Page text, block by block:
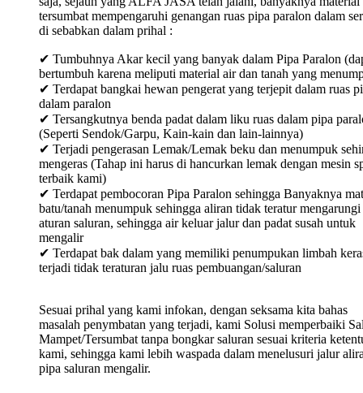
tersumbat mempengaruhi genangan ruas pipa paralon dalam
di sebabkan dalam prihal :
✔ Tumbuhnya Akar kecil yang banyak dalam Pipa Paralon
bertumbuh karena meliputi material air dan tanah yang
✔ Terdapat bangkai hewan pengerat yang terjepit dalam ruas
dalam paralon
✔ Tersangkutnya benda padat dalam liku ruas dalam pipa
(Seperti Sendok/Garpu, Kain-kain dan lain-lainnya)
✔ Terjadi pengerasan Lemak/Lemak beku dan menumpuk
mengeras (Tahap ini harus di hancurkan lemak dengan mesin
terbaik kami)
✔ Terdapat pembocoran Pipa Paralon sehingga Banyaknya
batu/tanah menumpuk sehingga aliran tidak teratur mengarungi
aturan saluran, sehingga air keluar jalur dan padat susah untuk
mengalir
✔ Terdapat bak dalam yang memiliki penumpukan limbah
terjadi tidak teraturan jalu ruas pembuangan/saluran
Sesuai prihal yang kami infokan, dengan seksama kita bahas
masalah penymbatan yang terjadi, kami Solusi memperbaiki
Mampet/Tersumbat tanpa bongkar saluran sesuai kriteria
kami, sehingga kami lebih waspada dalam menelusuri jalur
pipa saluran mengalir.